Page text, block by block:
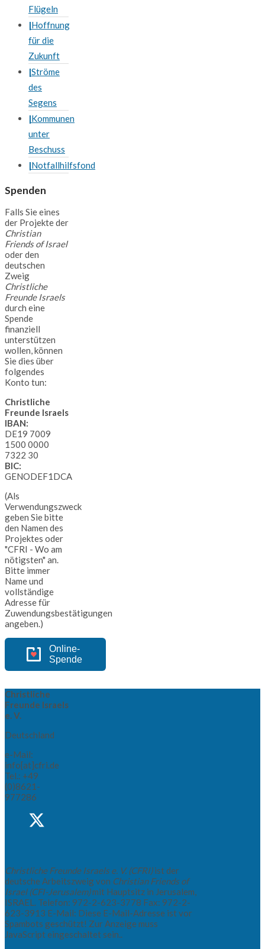
Flügeln
Hoffnung
für die
Zukunft
Ströme
des
Segens
Kommunen
unter
Beschuss
Notfallhilfsfond
Spenden
Falls Sie eines
der Projekte der
Christian
Friends of Israel
oder den
deutschen
Zweig
Christliche
Freunde Israels
durch eine
Spende
finanziell
unterstützen
wollen, können
Sie dies über
folgendes
Konto tun:
Christliche
Freunde Israels
IBAN:
DE19 7009
1500 0000
7322 30
BIC:
GENODEF1DCA
(Als
Verwendungszweck
geben Sie bitte
den Namen des
Projektes oder
"CFRI - Wo am
nötigsten" an.
Bitte immer
Name und
vollständige
Adresse für
Zuwendungsbestätigungen
angeben.)
Online-
Spende
Christliche
Freunde Israels
e. V.
Deutschland
e-Mail:
info[at]cfri.de
Tel.: +49
(0)8621-
977286
Christliche Freunde Israels e. V. (CFRI)ist der
deutsche Arbeitszweig von Christian Friends of
Israel (CFI-Jerusalem)mit Hauptsitz in Jerusalem,
ISRAEL. Telefon: 972-2-623-3778 Fax: 972-2-
623-3913 E-Mail: Diese E-Mail-Adresse ist vor
Spambots geschützt! Zur Anzeige muss
JavaScript eingeschaltet sein..